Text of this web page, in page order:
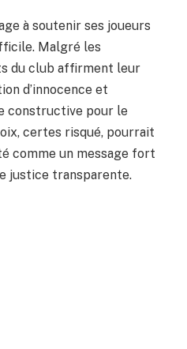
à soutenir ses joueurs
Malgré les
du club affirment leur
d’innocence et
constructive pour le
certes risqué, pourrait
comme un message fort
justice transparente.